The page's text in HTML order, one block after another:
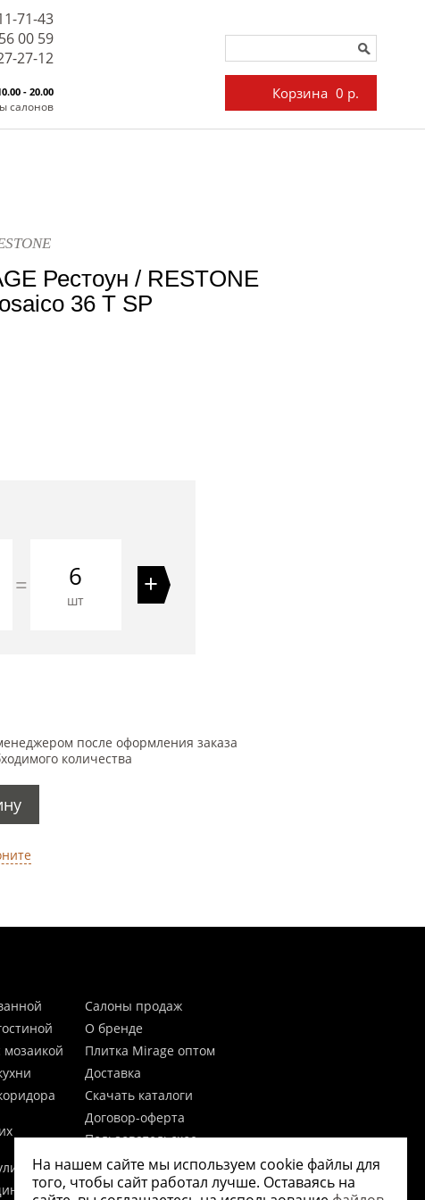
71-43
00 59
- 20.00
салонов
27-12
Корзина 0 р.
Рестоун / RESTONE
36 T SP
= 6
шт
+
после оформления заказа
количества
мозаикой
20мм)
Салоны продаж
О бренде
Плитка Mirage оптом
Доставка
Скачать каталоги
Договор-оферта
Пользовательское
Согласие на обработку
персональных данных
На нашем сайте мы используем cookie файлы для
того, чтобы сайт работал лучше. Оставаясь на